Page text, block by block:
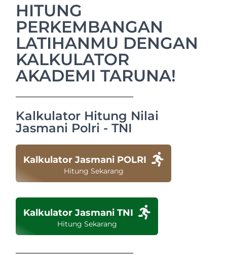
HITUNG
PERKEMBANGAN
LATIHANMU DENGAN
KALKULATOR
AKADEMI TARUNA!
Kalkulator Hitung Nilai
Jasmani Polri - TNI
Kalkulator Jasmani POLRI
Hitung Sekarang
Kalkulator Jasmani TNI
Hitung Sekarang